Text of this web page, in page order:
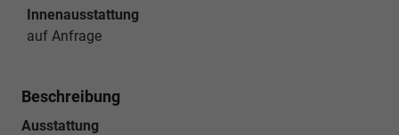
Innenausstattung
auf Anfrage
Beschreibung
Ausstattung